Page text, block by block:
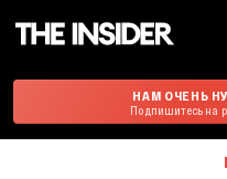
НАМ ОЧЕНЬ
Подпишитесь на